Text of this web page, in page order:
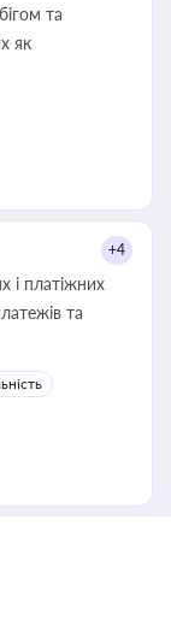
та
як
+4
і платіжних